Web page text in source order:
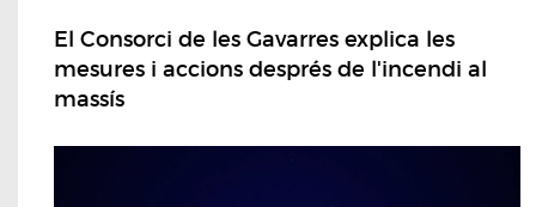
El Consorci de les Gavarres explica les
mesures i accions després de l'incendi al
massís